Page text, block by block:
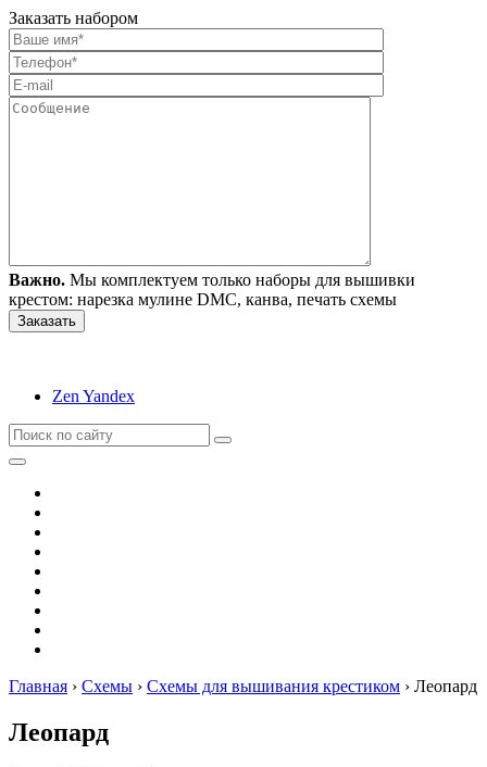
Заказать набором
Важно. Мы комплектуем только наборы для вышивки
крестом: нарезка мулине DMC, канва, печать схемы
Zen Yandex
Главная › Схемы › Схемы для вышивания крестиком › Леопард
Леопард